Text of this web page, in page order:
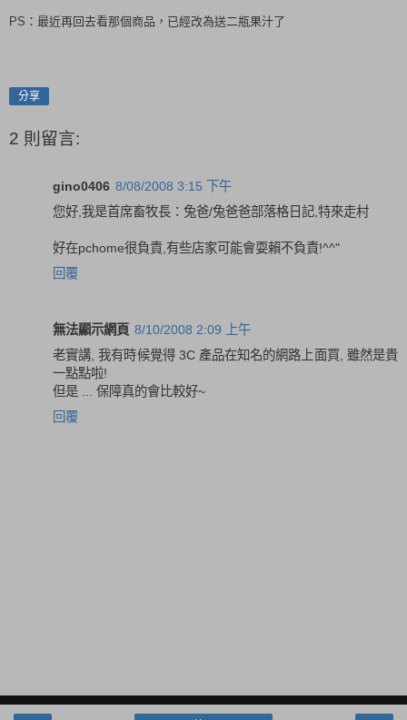
PS：最近再回去看那個商品，已經改為送二瓶果汁了
分享
2 則留言:
gino0406 8/08/2008 3:15 下午
您好,我是首席畜牧長：兔爸/兔爸爸部落格日記,特來走村
好在pchome很負責,有些店家可能會耍賴不負責!^^"
回覆
無法顯示網頁 8/10/2008 2:09 上午
老實講, 我有時候覺得 3C 產品在知名的網路上面買, 雖然是貴
一點點啦!
但是 ... 保障真的會比較好~
回覆